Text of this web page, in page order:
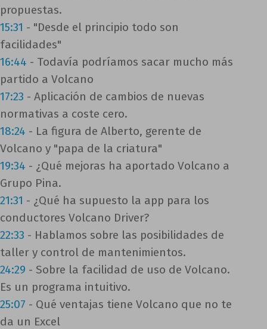
propuestas.
15:31
facilidades"
16:44
partido a Volcano
17:23
normativas a coste cero.
18:24
Volcano y "papa de la criatura"
19:34
Grupo Pina.
21:31
conductores Volcano Driver?
22:33
taller y control de mantenimientos.
24:29
Es un programa intuitivo.
25:07
da un Excel